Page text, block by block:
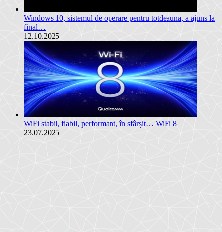
Windows 10, sistemul de operare pentru totdeauna, a ajuns la
final…
12.10.2025
WiFi stabil, fiabil, performant, în sfârșit… WiFi 8
23.07.2025